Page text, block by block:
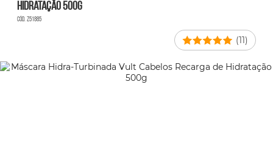
Hidratação 500g
Cód. Z51885
(11)